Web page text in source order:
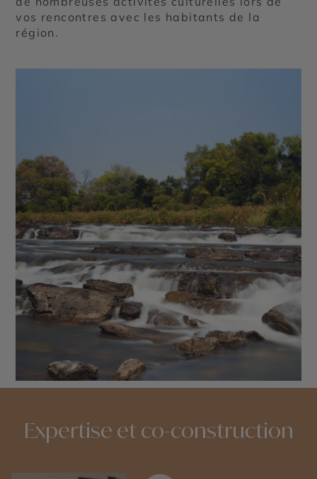
vos rencontres avec les habitants de la
région.
Expertise et co-construction